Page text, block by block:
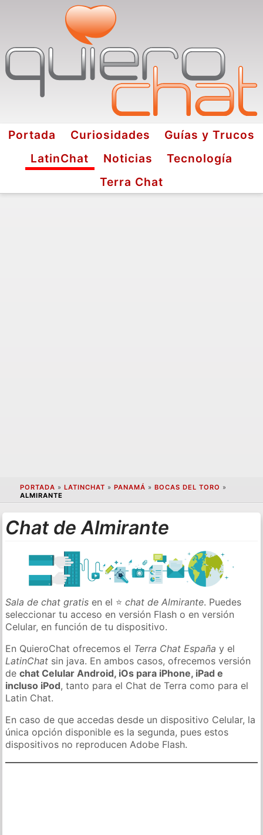
Portada Curiosidades
Guías y Trucos
LatinChat
Noticias
Tecnología
Terra Chat
PORTADA » LATINCHAT » PANAMÁ » BOCAS DEL TORO »
ALMIRANTE
Chat de Almirante
Sala de chat gratis en el ⭐chat de Almirante. Puedes
seleccionar tu acceso en versión Flash o en versión
Celular, en función de tu dispositivo.
En QuieroChat ofrecemos el Terra Chat España y el
LatinChat sin java. En ambos casos, ofrecemos versión
dechat Celular Android, iOs para iPhone, iPad e
incluso iPod, tanto para el Chat de Terra como para el
Latin Chat.
En caso de que accedas desde un dispositivo Celular, la
única opción disponible es la segunda, pues estos
dispositivos no reproducen Adobe Flash.